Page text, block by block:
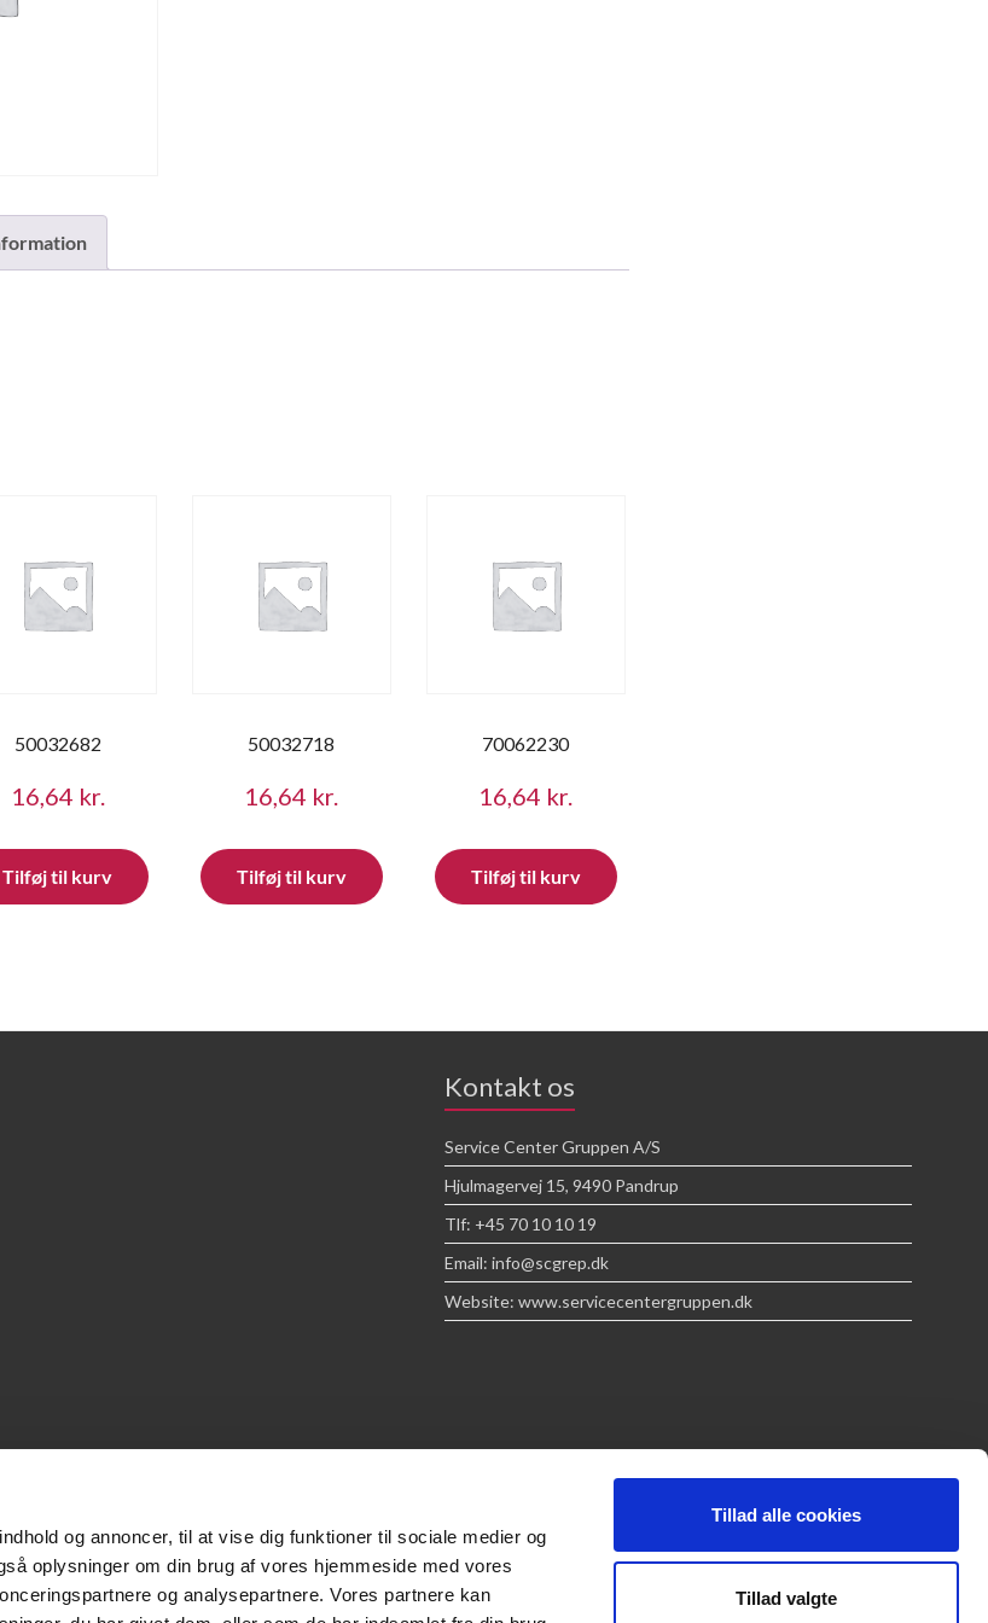
og annoncer, til at vise dig funktioner til sociale medier og
oplysninger om din brug af vores hjemmeside med vores
og analysepartnere. Vores partnere kan
Tillad alle cookies
Tillad valgte
50032682
16,64 kr.
Tilføj til kurv
50032718
16,64 kr.
Tilføj til kurv
70062230
16,64 kr.
Tilføj til kurv
Kontakt os
Service Center Gruppen A/S
Hjulmagervej 15, 9490 Pandrup
Tlf: +45 70 10 10 19
Email: info@scgrep.dk
Website: www.servicecentergruppen.dk